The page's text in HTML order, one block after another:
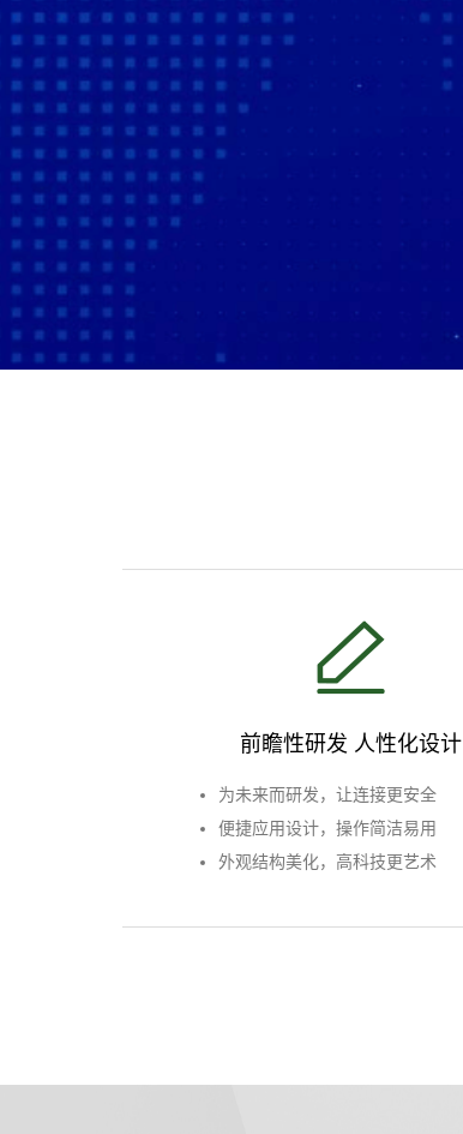
前瞻性研发 人性化设计
为未来而研发，让连接更安全
便捷应用设计，操作简洁易用
外观结构美化，高科技更艺术